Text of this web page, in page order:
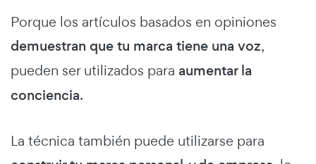
Porque los artículos basados en opiniones
demuestran que tu marca tiene una voz,
pueden ser utilizados para aumentar la
conciencia.
La técnica también puede utilizarse para